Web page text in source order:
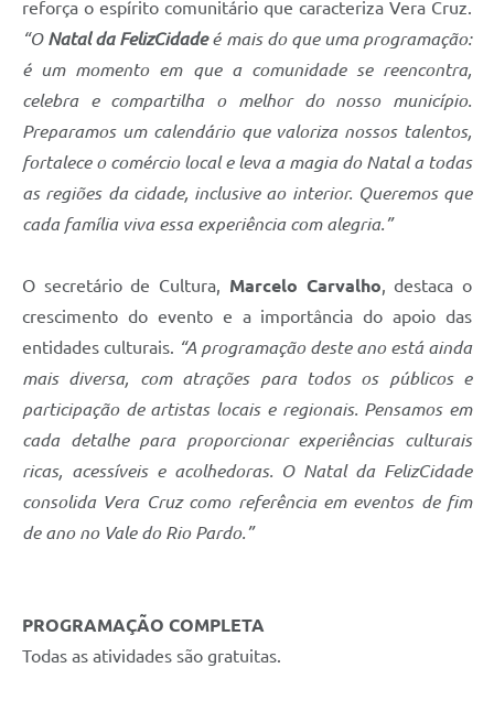
reforça o espírito comunitário que caracteriza Vera Cruz.
“O Natal da FelizCidadeé mais do que uma programação:
é um momento em que a comunidade se reencontra,
celebra e compartilha o melhor do nosso município.
Preparamos um calendário que valoriza nossos talentos,
fortalece o comércio local e leva a magia do Natal a todas
as regiões da cidade, inclusive ao interior. Queremos que
cada família viva essa experiência com alegria.”
O secretário de Cultura, Marcelo Carvalho, destaca o
crescimento do evento e a importância do apoio das
entidades culturais. “A programação deste ano está ainda
mais diversa, com atrações para todos os públicos e
participação de artistas locais e regionais. Pensamos em
cada detalhe para proporcionar experiências culturais
ricas, acessíveis e acolhedoras. O Natal da FelizCidade
consolida Vera Cruz como referência em eventos de fim
de ano no Vale do Rio Pardo.”
PROGRAMAÇÃO COMPLETA
Todas as atividades são gratuitas.